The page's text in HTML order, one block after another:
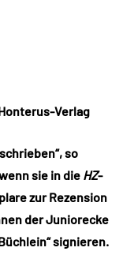
Verlag
so
sie in die HZ-
zur Rezension
der Juniorecke
signieren.